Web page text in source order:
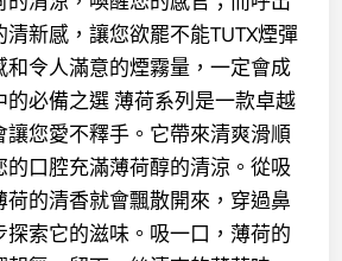
清新感，讓您欲罷不能TUTX煙彈
和令人滿意的煙霧量，一定會成
的必備之選 薄荷系列是一款卓越
讓您愛不釋手。它帶來清爽滑順
的口腔充滿薄荷醇的清涼。從吸
荷的清香就會飄散開來，穿過鼻
探索它的滋味。吸一口，薄荷的